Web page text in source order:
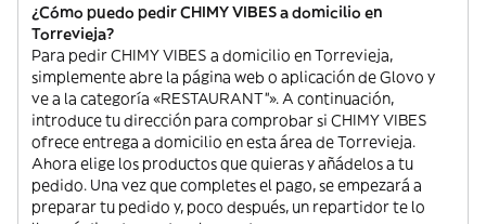
¿Cómo puedo pedir CHIMY VIBES a domicilio en
Torrevieja?
Para pedir CHIMY VIBES a domicilio en Torrevieja,
simplemente abre la página web o aplicación de Glovo y
ve a la categoría «RESTAURANT”». A continuación,
introduce tu dirección para comprobar si CHIMY VIBES
ofrece entrega a domicilio en esta área de Torrevieja.
Ahora elige los productos que quieras y añádelos a tu
pedido. Una vez que completes el pago, se empezará a
preparar tu pedido y, poco después, un repartidor te lo